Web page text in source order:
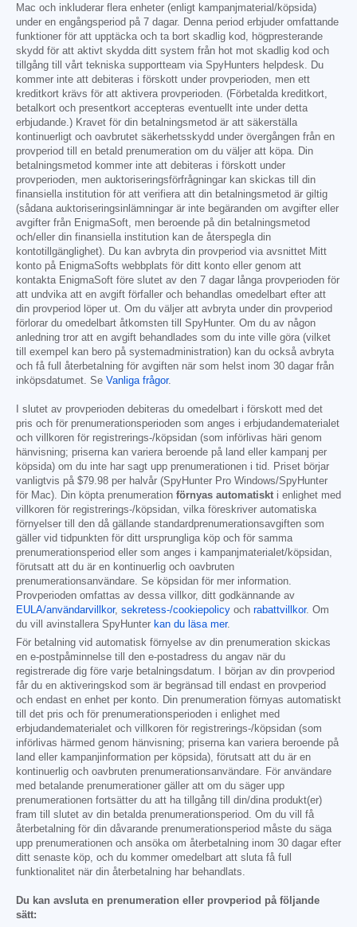
Mac och inkluderar flera enheter (enligt kampanjmaterial/köpsida)
under en engångsperiod på 7 dagar. Denna period erbjuder omfattande
funktioner för att upptäcka och ta bort skadlig kod, högpresterande
skydd för att aktivt skydda ditt system från hot mot skadlig kod och
tillgång till vårt tekniska supportteam via SpyHunters helpdesk. Du
kommer inte att debiteras i förskott under provperioden, men ett
kreditkort krävs för att aktivera provperioden. (Förbetalda kreditkort,
betalkort och presentkort accepteras eventuellt inte under detta
erbjudande.) Kravet för din betalningsmetod är att säkerställa
kontinuerligt och oavbrutet säkerhetsskydd under övergången från en
provperiod till en betald prenumeration om du väljer att köpa. Din
betalningsmetod kommer inte att debiteras i förskott under
provperioden, men auktoriseringsförfrågningar kan skickas till din
finansiella institution för att verifiera att din betalningsmetod är giltig
(sådana auktoriseringsinlämningar är inte begäranden om avgifter eller
avgifter från EnigmaSoft, men beroende på din betalningsmetod
och/eller din finansiella institution kan de återspegla din
kontotillgänglighet). Du kan avbryta din provperiod via avsnittet Mitt
konto på EnigmaSofts webbplats för ditt konto eller genom att
kontakta EnigmaSoft före slutet av den 7 dagar långa provperioden för
att undvika att en avgift förfaller och behandlas omedelbart efter att
din provperiod löper ut. Om du väljer att avbryta under din provperiod
förlorar du omedelbart åtkomsten till SpyHunter. Om du av någon
anledning tror att en avgift behandlades som du inte ville göra (vilket
till exempel kan bero på systemadministration) kan du också avbryta
och få full återbetalning för avgiften när som helst inom 30 dagar från
inköpsdatumet. Se Vanliga frågor.
I slutet av provperioden debiteras du omedelbart i förskott med det
pris och för prenumerationsperioden som anges i erbjudandematerialet
och villkoren för registrerings-/köpsidan (som införlivas häri genom
hänvisning; priserna kan variera beroende på land eller kampanj per
köpsida) om du inte har sagt upp prenumerationen i tid. Priset börjar
vanligtvis på $79.98 per halvår (SpyHunter Pro Windows/SpyHunter
för Mac). Din köpta prenumeration förnyas automatiskt i enlighet med
villkoren för registrerings-/köpsidan, vilka föreskriver automatiska
förnyelser till den då gällande standardprenumerationsavgiften som
gäller vid tidpunkten för ditt ursprungliga köp och för samma
prenumerationsperiod eller som anges i kampanjmaterialet/köpsidan,
förutsatt att du är en kontinuerlig och oavbruten
prenumerationsanvändare. Se köpsidan för mer information.
Provperioden omfattas av dessa villkor, ditt godkännande av
EULA/användarvillkor, sekretess-/cookiepolicy och rabattvillkor. Om
du vill avinstallera SpyHunter kan du läsa mer.
För betalning vid automatisk förnyelse av din prenumeration skickas
en e-postpåminnelse till den e-postadress du angav när du
registrerade dig före varje betalningsdatum. I början av din provperiod
får du en aktiveringskod som är begränsad till endast en provperiod
och endast en enhet per konto. Din prenumeration förnyas automatiskt
till det pris och för prenumerationsperioden i enlighet med
erbjudandematerialet och villkoren för registrerings-/köpsidan (som
införlivas härmed genom hänvisning; priserna kan variera beroende på
land eller kampanjinformation per köpsida), förutsatt att du är en
kontinuerlig och oavbruten prenumerationsanvändare. För användare
med betalande prenumerationer gäller att om du säger upp
prenumerationen fortsätter du att ha tillgång till din/dina produkt(er)
fram till slutet av din betalda prenumerationsperiod. Om du vill få
återbetalning för din dåvarande prenumerationsperiod måste du säga
upp prenumerationen och ansöka om återbetalning inom 30 dagar efter
ditt senaste köp, och du kommer omedelbart att sluta få full
funktionalitet när din återbetalning har behandlats.
Du kan avsluta en prenumeration eller provperiod på följande
sätt: